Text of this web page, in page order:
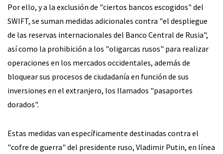
Por ello, y a la exclusión de "ciertos bancos escogidos" del
SWIFT, se suman medidas adicionales contra "el despliegue
de las reservas internacionales del Banco Central de Rusia",
así como la prohibición a los "oligarcas rusos" para realizar
operaciones en los mercados occidentales, además de
bloquear sus procesos de ciudadanía en función de sus
inversiones en el extranjero, los llamados "pasaportes
dorados".
Estas medidas van específicamente destinadas contra el
"cofre de guerra" del presidente ruso, Vladimir Putin, en línea